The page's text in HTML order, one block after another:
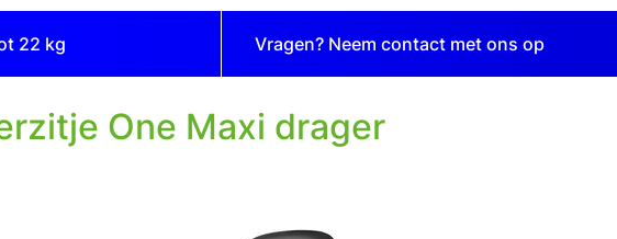
22 kg Vragen? Neem contact met ons op
One Maxi drager